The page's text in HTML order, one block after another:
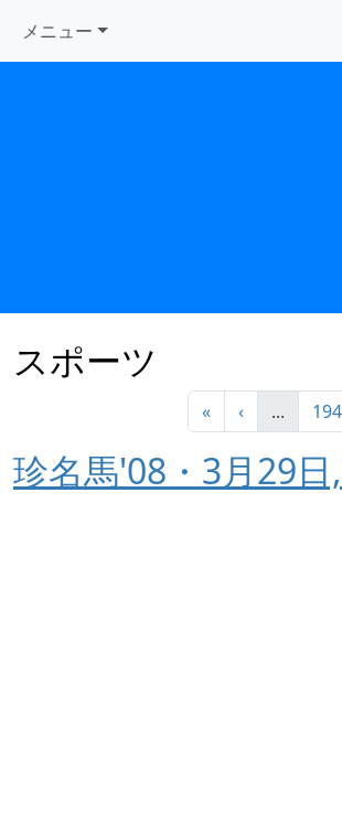
メニュー
スポーツ
« ‹ ... 194
珍名馬'08・3月29